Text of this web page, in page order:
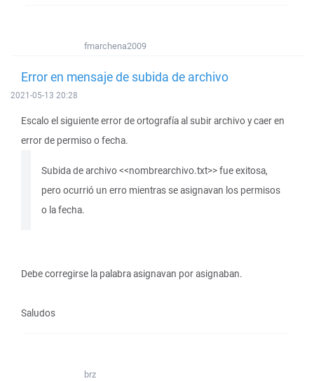
fmarchena2009
Error en mensaje de subida de archivo
2021-05-13 20:28
Escalo el siguiente error de ortografía al subir archivo y caer en
error de permiso o fecha.
Subida de archivo <<nombrearchivo.txt>> fue exitosa,
pero ocurrió un erro mientras se asignavan los permisos
o la fecha.
Debe corregirse la palabra asignavan por asignaban.
Saludos
brz